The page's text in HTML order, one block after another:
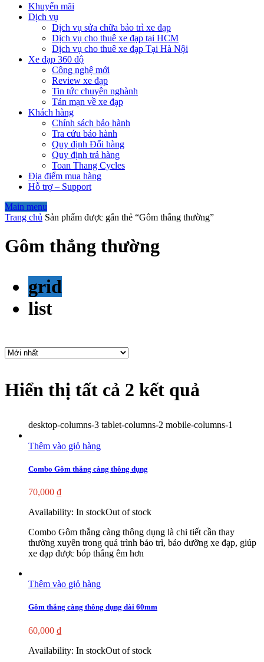
Khuyến mãi
Dịch vụ
Dịch vụ sửa chữa bảo trì xe đạp
Dịch vụ cho thuê xe đạp tại HCM
Dịch vụ cho thuê xe đạp Tại Hà Nội
Xe đạp 360 độ
Công nghệ mới
Review xe đạp
Tin tức chuyên nghành
Tản mạn về xe đạp
Khách hàng
Chính sách bảo hành
Tra cứu bảo hành
Quy định Đổi hàng
Quy định trả hàng
Toan Thang Cycles
Địa điểm mua hàng
Hỗ trợ – Support
Main menu
Trang chủ Sản phẩm được gắn thẻ “Gôm thắng thường”
Gôm thắng thường
grid
list
Hiển thị tất cả 2 kết quả
desktop-columns-3 tablet-columns-2 mobile-columns-1
Thêm vào giỏ hàng
Combo Gôm thắng càng thông dụng
70,000 ₫
Availability: In stockOut of stock
Combo Gôm thắng càng thông dụng là chi tiết cần thay
thường xuyên trong quá trình bảo trì, bảo dưỡng xe đạp, giúp
xe đạp được bóp thắng êm hơn
Thêm vào giỏ hàng
Gôm thắng càng thông dụng dài 60mm
60,000 ₫
Availability: In stockOut of stock